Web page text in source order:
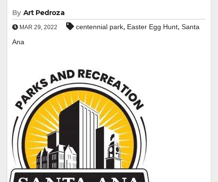
By Art Pedroza
MAR 29, 2022 centennial park, Easter Egg Hunt, Santa
Ana